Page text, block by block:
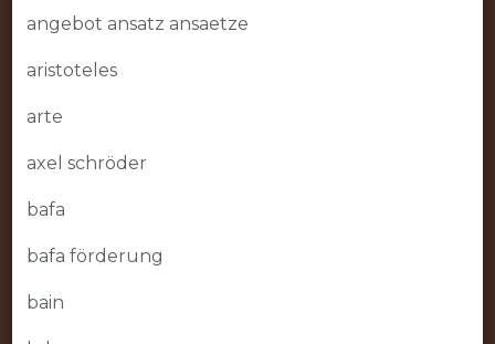
angebot ansatz ansaetze
aristoteles
arte
axel schröder
bafa
bafa förderung
bain